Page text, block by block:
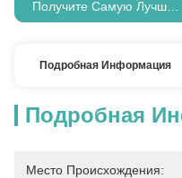
Получите Самую Лучшую
Подробная Информация
Подробная
Место Происхождения: